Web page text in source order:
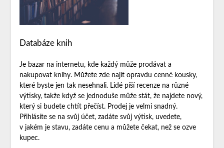
Databáze knih
Je bazar na internetu, kde každý může prodávat a
nakupovat knihy. Můžete zde najít opravdu cenné kousky,
které byste jen tak nesehnali. Lidé píší recenze na různé
výtisky, takže když se jednoduše může stát, že najdete nový,
který si budete chtít přečíst. Prodej je velmi snadný.
Přihlásíte se na svůj účet, zadáte svůj výtisk, uvedete,
v jakém je stavu, zadáte cenu a můžete čekat, než se ozve
kupec.